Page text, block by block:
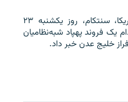
ستاد فرماندهی مرکزی آمریکا، سنتکام، روز یکشنبه ۲۳
یک فروند پهپاد شبه‌نظامیان
خلیج عدن خبر داد.